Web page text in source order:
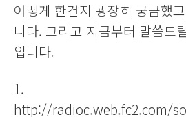
어떻게 한건지 굉장히 궁금했
니다. 그리고 지금부터 말씀드
입니다.
1.
http://radioc.web.fc2.com/